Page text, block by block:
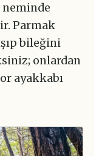
neminde
Parmak
bileğini
onlardan
ayakkabı